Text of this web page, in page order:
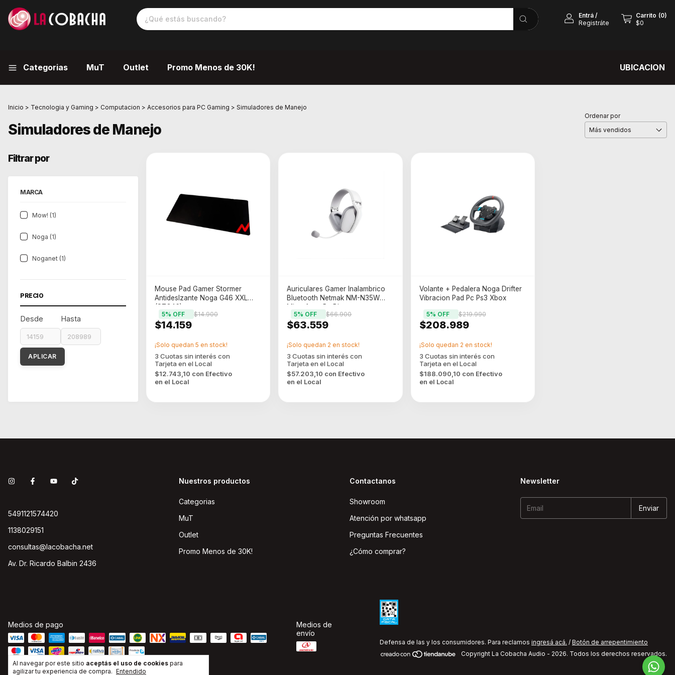
Entrá/
Registráte
Carrito (0)
$0
Categorias MuT Outlet Promo Menos de 30K! UBICACION
Al navegar por este sitio aceptás el uso de cookies para
agilizar tu experiencia de compra. Entendido
Inicio > Tecnologia y Gaming > Computacion > Accesorios para PC Gaming > Simuladores de Manejo
Simuladores de Manejo
Ordenar por
Filtrar por
MARCA
Mow! (1)
Noga (1)
Noganet (1)
PRECIO
Desde Hasta
APLICAR
Mouse Pad Gamer Stormer
Antideslzante Noga G46 XXL
(STG46)
$14.159
$14.900
5% OFF
$12.743,10 con Efectivo
en el Local
¡Solo quedan5 en stock!
Auriculares Gamer Inalambrico
Bluetooth Netmak NM-N35W
Microfono Pc Blanco
$63.559
$66.900
5% OFF
$57.203,10 con Efectivo
en el Local
¡Solo quedan 2 en stock!
Volante + Pedalera Noga Drifter
Vibracion Pad Pc Ps3 Xbox
$208.989
$219.990
5% OFF
$188.090,10 con Efectivo
en el Local
¡Solo quedan 2 en stock!
5491121574420
1138029151
consultas@lacobacha.net
Av. Dr. Ricardo Balbin 2436
Nuestros productos
Categorias
MuT
Outlet
Promo Menos de 30K!
Contactanos
Showroom
Atención por whatsapp
Preguntas Frecuentes
¿Cómo comprar?
Newsletter
Medios de pago
Medios de
envío
Defensa de las y los consumidores. Para reclamos ingresá acá. / Botón de arrepentimiento
Copyright La Cobacha Audio - 2026. Todos los derechos reservados.